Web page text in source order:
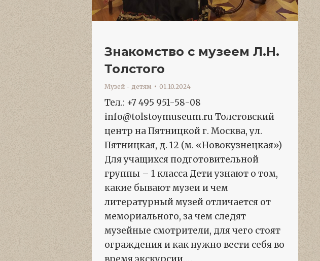
Знакомство с музеем Л.Н.
Толстого
Музей - детям 01.10.2024
Тел.: +7 495 951-58-08
info@tolstoymuseum.ru Толстовский
центр на Пятницкой г. Москва, ул.
Пятницкая, д. 12 (м. «Новокузнецкая»)
Для учащихся подготовительной
группы – 1 класса Дети узнают о том,
какие бывают музеи и чем
литературный музей отличается от
мемориального, за чем следят
музейные смотрители, для чего стоят
ограждения и как нужно вести себя во
время экскурсии.…